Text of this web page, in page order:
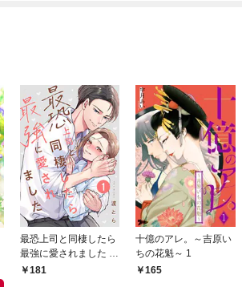
最恐上司と同棲したら
最強に愛されました 1
巻181
十億のアレ。～吉原い
ちの花魁～ 1
165